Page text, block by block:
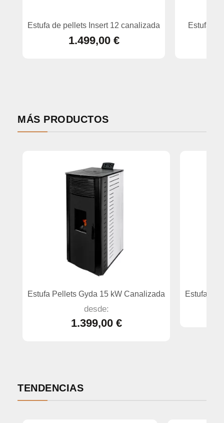
Estufa de pellets Insert 12 canalizada
1.499,00 €
Estufa
MÁS PRODUCTOS
Estufa Pellets Gyda 15 kW Canalizada
desde:
1.399,00 €
Estufa
TENDENCIAS